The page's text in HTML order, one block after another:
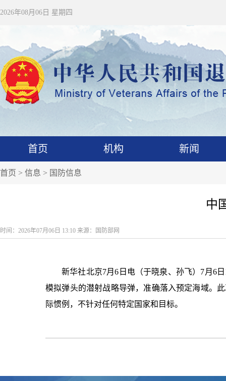
2026年08月06日 星期四
首页 机构 新闻
首页 > 信息 > 国防信息
中
时间：2026年07月06日 13:10 来源：国防部网
新华社北京7月6日电（于晓泉、孙飞）7月6
模拟弹头的潜射战略导弹，准确落入预定海域。
际惯例，不针对任何特定国家和目标。